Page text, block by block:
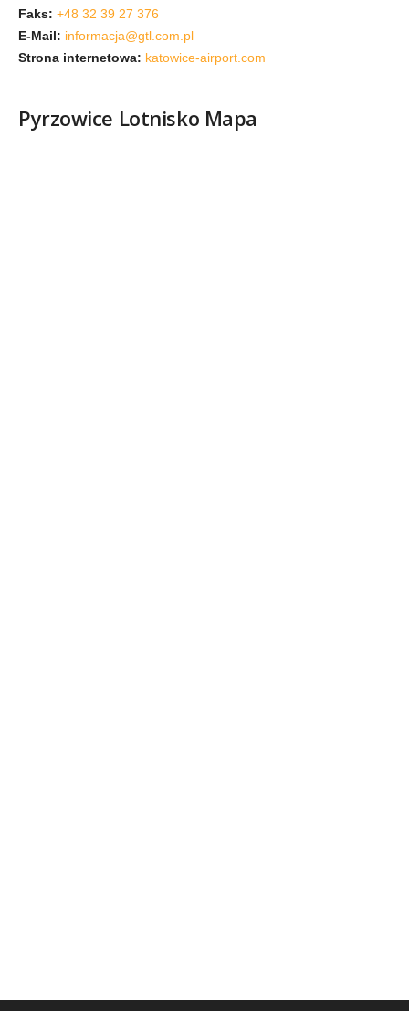
Faks: +48 32 39 27 376
E-Mail: informacja@gtl.com.pl
Strona internetowa: katowice-airport.com
Pyrzowice Lotnisko Mapa